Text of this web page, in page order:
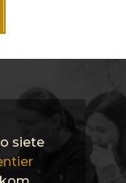
siete